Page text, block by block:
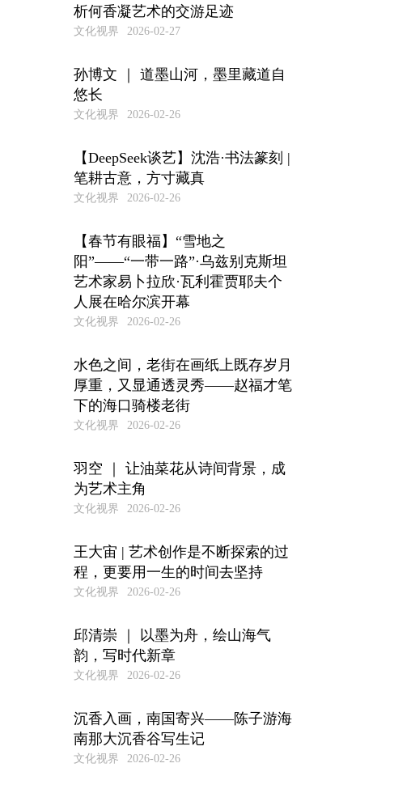
析何香凝艺术的交游足迹
文化视界 2026-02-27
孙博文 ｜ 道墨山河，墨里藏道自
悠长
文化视界 2026-02-26
【DeepSeek谈艺】沈浩·书法篆刻 |
笔耕古意，方寸藏真
文化视界 2026-02-26
【春节有眼福】“雪地之
阳”——“一带一路”·乌兹别克斯坦
艺术家易卜拉欣·瓦利霍贾耶夫个
人展在哈尔滨开幕
文化视界 2026-02-26
水色之间，老街在画纸上既存岁月
厚重，又显通透灵秀——赵福才笔
下的海口骑楼老街
文化视界 2026-02-26
羽空 ｜ 让油菜花从诗间背景，成
为艺术主角
文化视界 2026-02-26
王大宙 | 艺术创作是不断探索的过
程，更要用一生的时间去坚持
文化视界 2026-02-26
邱清崇 ｜ 以墨为舟，绘山海气
韵，写时代新章
文化视界 2026-02-26
沉香入画，南国寄兴——陈子游海
南那大沉香谷写生记
文化视界 2026-02-26